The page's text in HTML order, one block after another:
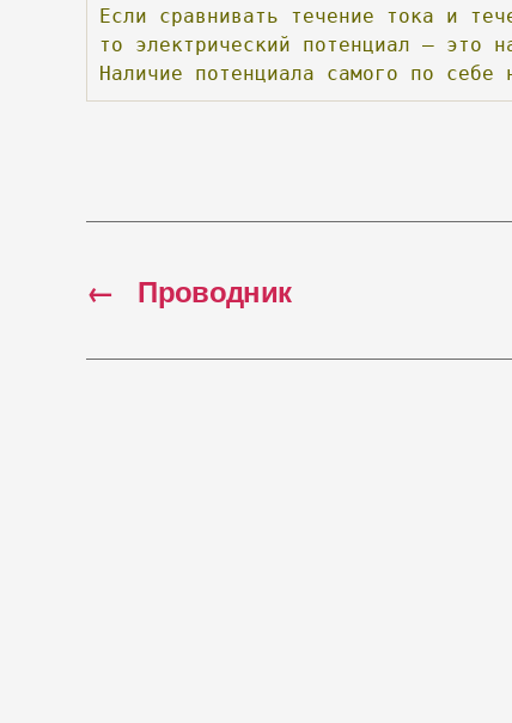
Если
сравнивать течение тока и
то
электрический потенциал — это
Наличие
потенциала самого по себе
← Проводник